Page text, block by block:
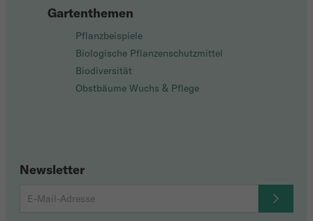
Gartenthemen
Pflanzbeispiele
Biologische Pflanzenschutzmittel
Biodiversität
Obstbäume Wuchs & Pflege
Newsletter